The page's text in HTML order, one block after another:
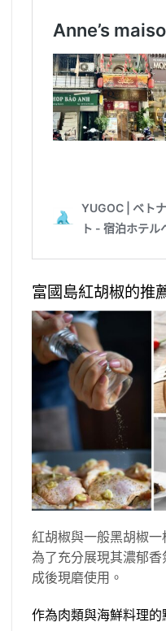
富國島紅胡椒的推
紅胡椒與一般黑胡椒
為了充分展現其濃郁
成後現磨使用。
作為肉類與海鮮料理